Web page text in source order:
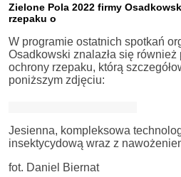
Zielone Pola 2022 firmy
rzepaku o
W programie ostatnich spotkań
Osadkowski znalazła się
ochrony rzepaku, którą
poniższym zdjęciu:
Jesienna, kompleksowa
insektycydową wraz z
fot. Daniel Biernat